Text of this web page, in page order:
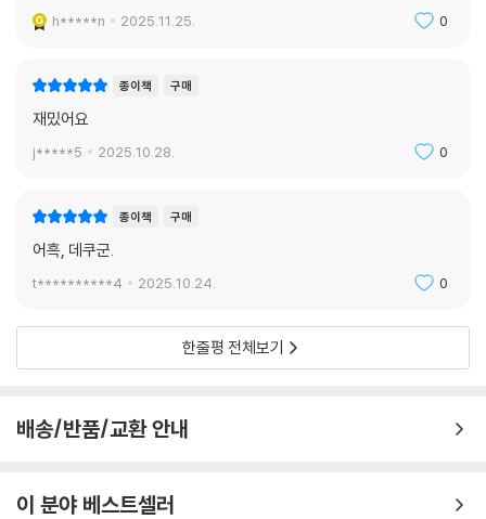
h*****n 2025.11.25. 0
종이책 구매
재밌어요
j*****5 2025.10.28. 0
종이책 구매
어흑, 데쿠군.
t**********4 2025.10.24. 0
한줄평 전체보기
배송/반품/교환 안내
이 분야 베스트셀러